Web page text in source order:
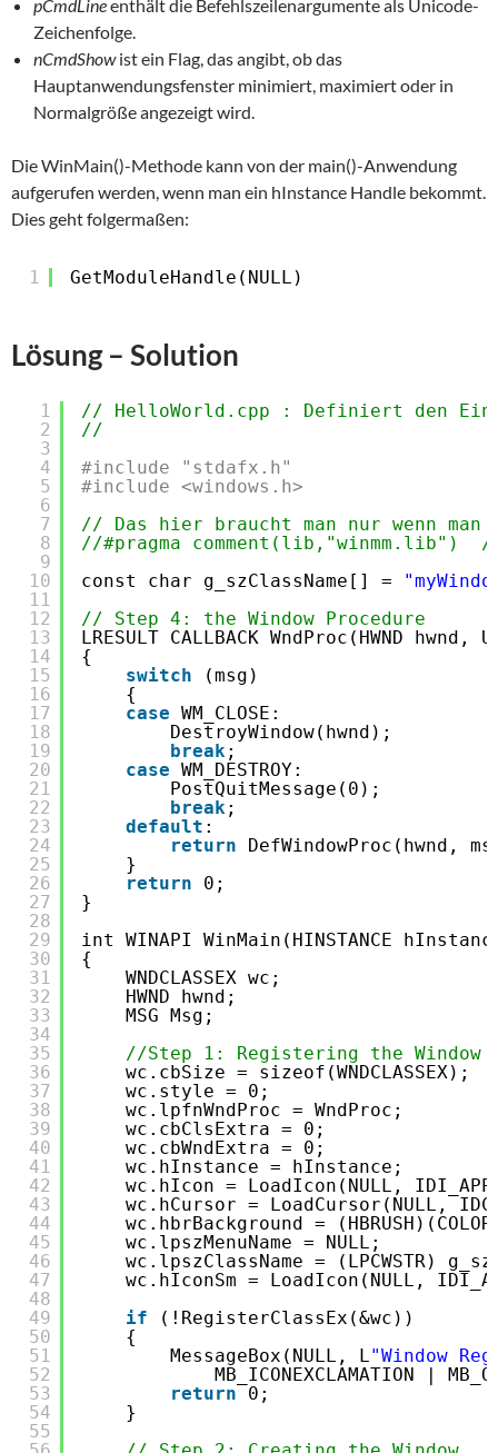
pCmdLineenthält die Befehlszeilenargumente als Unicode-
Zeichenfolge.
nCmdShowist ein Flag, das angibt, ob das
Hauptanwendungsfenster minimiert, maximiert oder in
Normalgröße angezeigt wird.
Die WinMain()-Methode kann von der main()-Anwendung
aufgerufen werden, wenn man ein hInstance Handle bekommt.
Dies geht folgermaßen:
1 GetModuleHandle(NULL)
Lösung – Solution
1
2
3
4
5
6
7
8
9
10
11
12
13
14
15
16
17
18
19
20
21
22
23
24
25
26
27
28
29
30
31
32
33
34
35
36
37
38
39
40
41
42
43
44
45
46
47
48
49
50
51
52
53
54
55
// HelloWorld.cpp : Definiert den
//
#include "stdafx.h"
#include <windows.h>
// Das hier braucht man nur wenn
//#pragma comment(lib,"winmm.lib")
const char g_szClassName[] =
// Step 4: the Window Procedure
LRESULT CALLBACK WndProc(HWND
{
switch
(msg)
{
case WM_CLOSE:
DestroyWindow(hwnd);
break;
case WM_DESTROY:
PostQuitMessage(0);
break;
default :
return
DefWindowProc(hwnd,
}
return
0;
}
int WINAPI WinMain(HINSTANCE
{
WNDCLASSEX wc;
HWND hwnd;
MSG Msg;
//Step 1: Registering the Window
wc.cbSize = sizeof(WNDCLASSEX);
wc.style = 0;
wc.lpfnWndProc = WndProc;
wc.cbClsExtra = 0;
wc.cbWndExtra = 0;
wc.hInstance = hInstance;
wc.hIcon = LoadIcon(NULL,
wc.hCursor = LoadCursor(NULL,
wc.hbrBackground =
wc.lpszMenuName = NULL;
wc.lpszClassName = (LPCWSTR)
wc.hIconSm = LoadIcon(NULL,
if
(!RegisterClassEx(&wc))
{
MessageBox(NULL, L"Window
MB_ICONEXCLAMATION |
return
0;
}